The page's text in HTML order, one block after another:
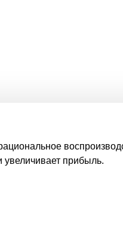
увеличивает прибыль.